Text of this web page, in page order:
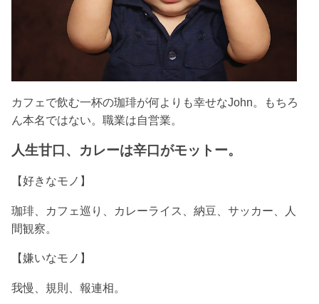
カフェで飲む一杯の珈琲が何よりも幸せなJohn。もちろ
ん本名ではない。職業は自営業。
人生甘口、カレーは辛口がモットー。
【好きなモノ】
珈琲、カフェ巡り、カレーライス、納豆、サッカー、人
間観察。
【嫌いなモノ】
我慢、規則、報連相。